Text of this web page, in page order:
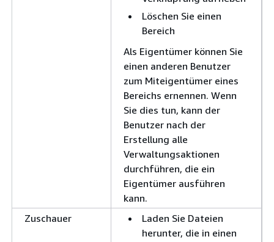
Löschen Sie einen
Bereich
Als Eigentümer können Sie
einen anderen Benutzer
zum Miteigentümer eines
Bereichs ernennen. Wenn
Sie dies tun, kann der
Benutzer nach der
Erstellung alle
Verwaltungsaktionen
durchführen, die ein
Eigentümer ausführen
kann.
Zuschauer
Laden Sie Dateien
herunter, die in einen